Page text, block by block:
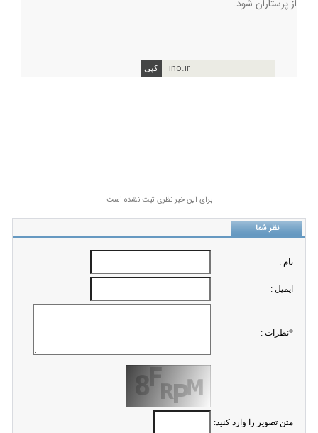
از پرستاران شود.
ino.ir
برای این خبر نظری ثبت نشده است
نظر شما
نام :
ايميل :
*نظرات :
متن تصویر را وارد کنید: